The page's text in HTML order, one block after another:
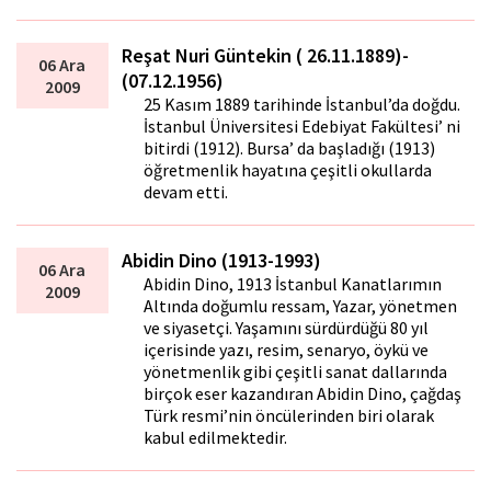
06 Ara
2009
Reşat Nuri Güntekin ( 26.11.1889)-
(07.12.1956)
25 Kasım 1889 tarihinde İstanbul’da doğdu.
İstanbul Üniversitesi Edebiyat Fakültesi’ ni
bitirdi (1912). Bursa’ da başladığı (1913)
öğretmenlik hayatına çeşitli okullarda
devam etti.
06 Ara
2009
Abidin Dino (1913-1993)
Abidin Dino, 1913 İstanbul Kanatlarımın
Altında doğumlu ressam, Yazar, yönetmen
ve siyasetçi. Yaşamını sürdürdüğü 80 yıl
içerisinde yazı, resim, senaryo, öykü ve
yönetmenlik gibi çeşitli sanat dallarında
birçok eser kazandıran Abidin Dino, çağdaş
Türk resmi’nin öncülerinden biri olarak
kabul edilmektedir.